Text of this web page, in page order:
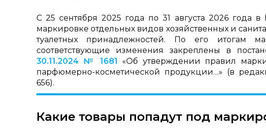
С 25 сентября 2025 года по 31 августа 2026 года
маркировке отдельных видов хозяйственных и
туалетных принадлежностей. По его итогам
соответствующие изменения закреплены в
30.11.2024 № 1681 «Об утверждении правил
парфюмерно-косметической продукции…» (в
656).
Какие товары попадут под